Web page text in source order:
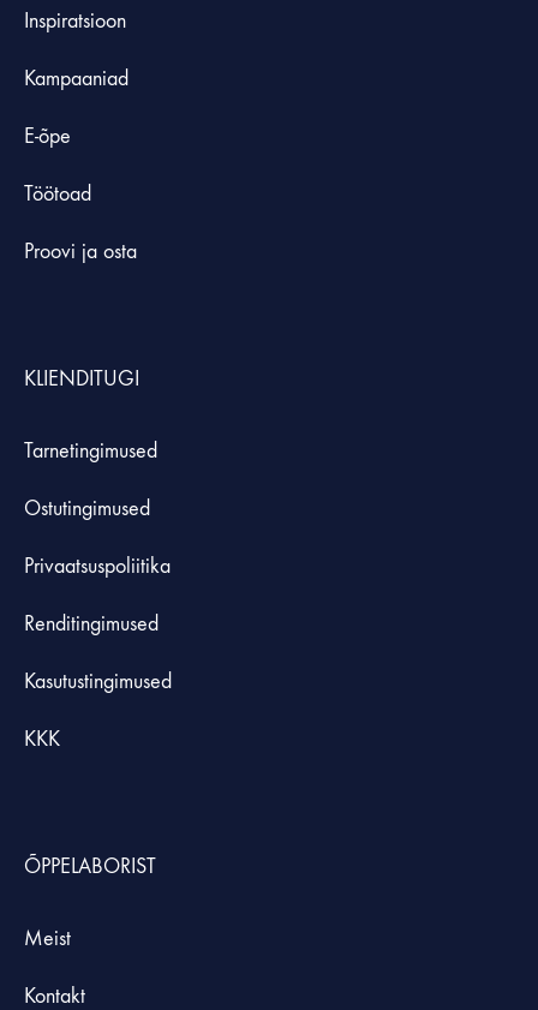
Inspiratsioon
Kampaaniad
E-õpe
Töötoad
Proovi ja osta
KLIENDITUGI
Tarnetingimused
Ostutingimused
Privaatsuspoliitika
Renditingimused
Kasutustingimused
KKK
ÕPPELABORIST
Meist
Kontakt